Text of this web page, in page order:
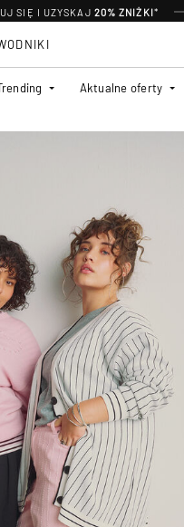
SIĘ I UZYSKAJ 20% ZNIŻKI*
Aktualne oferty